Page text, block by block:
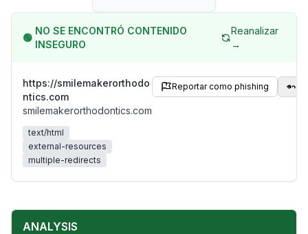
🟢
NO SE ENCONTRÓ CONTENIDO
INSEGURO
Reanalizar
→
https://smilemakerorthodo
ntics.com
smilemakerorthodontics.com
text/html
external-resources
multiple-redirects
Reportar como phishing
ANALYSIS